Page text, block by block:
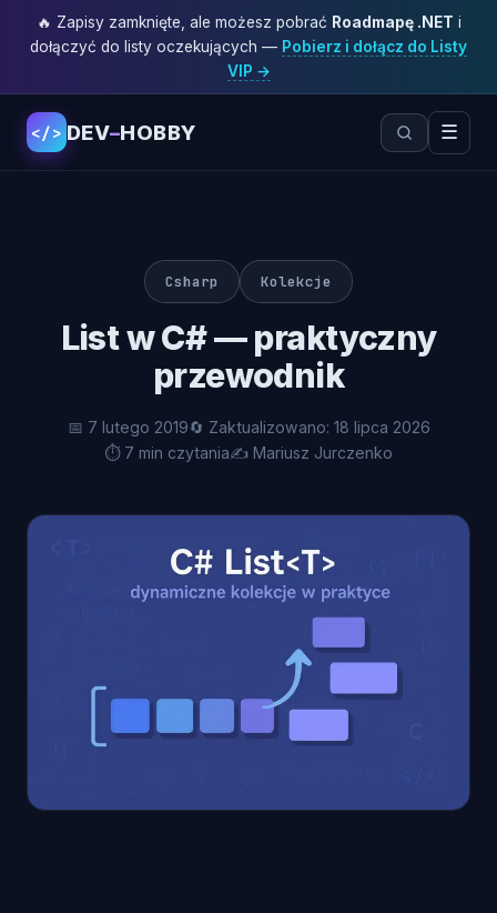
🔥 Zapisy zamknięte, ale możesz pobrać Roadmapę .NET i
dołączyć do listy oczekujących — Pobierz i dołącz do Listy
VIP →
</> DEV–HOBBY ☰
Csharp Kolekcje
Listw C# — praktyczny
przewodnik
📅 7 lutego 2019🔄 Zaktualizowano: 18 lipca 2026
⏱ 7 min czytania✍️ Mariusz Jurczenko